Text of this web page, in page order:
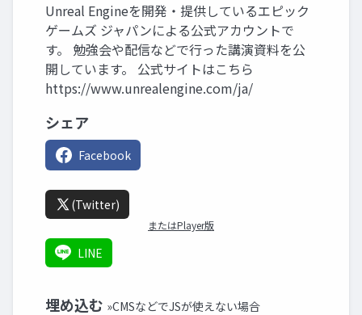
Unreal Engineを開発・提供しているエピック
ゲームズ ジャパンによる公式アカウントで
す。 勉強会や配信などで行った講演資料を公
開しています。 公式サイトはこちら
https://www.unrealengine.com/ja/
シェア
Facebook
(Twitter)
またはPlayer版
LINE
埋め込む »CMSなどでJSが使えない場合